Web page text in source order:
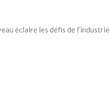
éclaire les défis de